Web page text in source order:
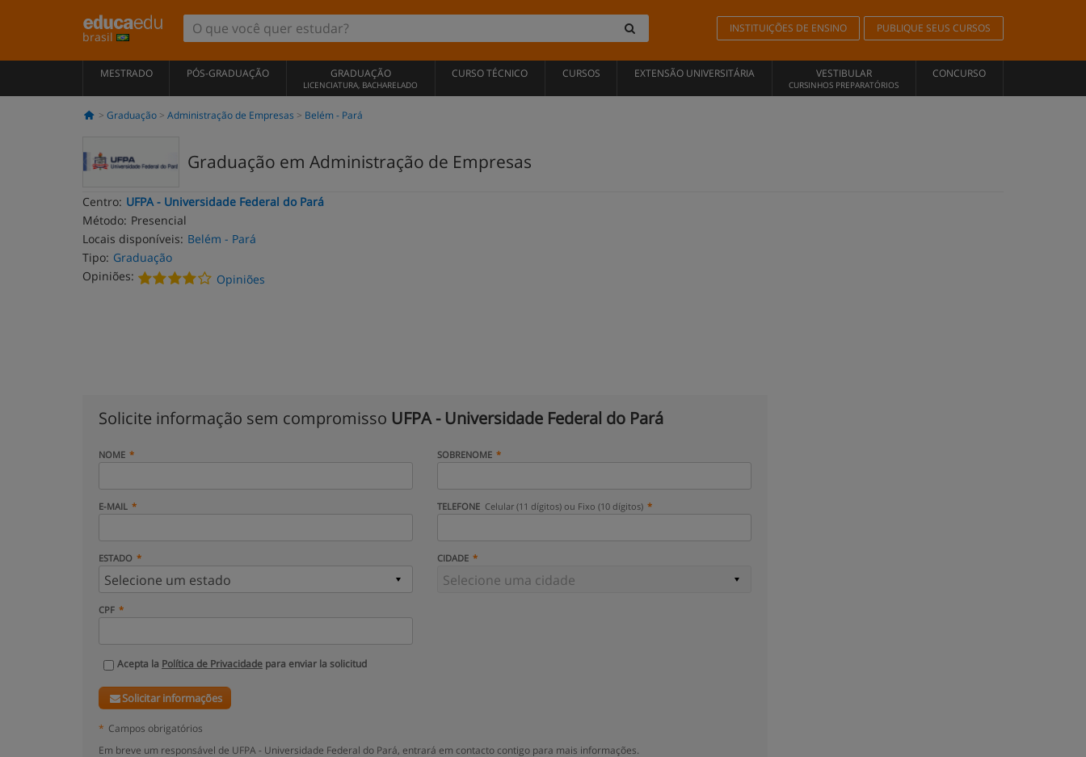
brasil
INSTITUIÇÕES DE ENSINO PUBLIQUE SEUS CURSOS
MESTRADO PÓS-GRADUAÇÃO GRADUAÇÃO
LICENCIATURA, BACHARELADO
CURSO TÉCNICO CURSOS EXTENSÃO UNIVERSITÁRIA VESTIBULAR
CURSINHOS PREPARATÓRIOS
CONCURSO
Graduação Administração de Empresas Belém - Pará
Graduação em Administração de Empresas
Centro: UFPA - Universidade Federal do Pará
Método: Presencial
Locais disponíveis: Belém - Pará
Tipo: Graduação
Opiniões:
Opiniões
Solicite informação sem compromisso UFPA - Universidade Federal do Pará
NOME SOBRENOME
E-MAIL TELEFONE Celular (11 dígitos) ou Fixo (10 dígitos)
ESTADO CIDADE
CPF
Acepta la Política de Privacidade para enviar la solicitud
Solicitar informações
* Campos obrigatórios
Em breve um responsável de UFPA - Universidade Federal do Pará, entrará em contacto contigo para mais informações.